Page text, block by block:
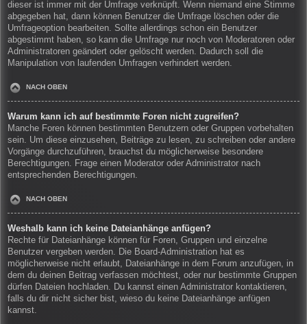
dieser ist immer mit der Umfrage verknüpft. Wenn niemand eine Stimme
abgegeben hat, dann können Benutzer die Umfrage löschen oder die
Umfrageoption bearbeiten. Sollte allerdings schon ein Benutzer
abgestimmt haben, so kann die Umfrage nur noch von Moderatoren oder
Administratoren geändert oder gelöscht werden. Dadurch soll die
Manipulation von laufenden Umfragen verhindert werden.
NACH OBEN
Warum kann ich auf bestimmte Foren nicht zugreifen?
Manche Foren können bestimmten Benutzern oder Gruppen vorbehalten
sein. Um diese einzusehen, Beiträge zu lesen, zu schreiben oder andere
Vorgänge durchzuführen, brauchst du möglicherweise besondere
Berechtigungen. Frage einen Moderator oder Administrator nach
entsprechenden Berechtigungen.
NACH OBEN
Weshalb kann ich keine Dateianhänge anfügen?
Rechte für Dateianhänge können für Foren, Gruppen und einzelne
Benutzer vergeben werden. Die Board-Administration hat es
möglicherweise nicht erlaubt, Dateianhänge in dem Forum anzufügen, in
dem du deinen Beitrag verfassen möchtest, oder nur bestimmte Gruppen
dürfen Dateien hochladen. Du kannst einen Administrator kontaktieren,
falls du dir nicht sicher bist, wieso du keine Dateianhänge anfügen
kannst.